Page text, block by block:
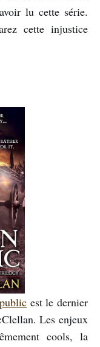
lu cette série.
cette injustice
est le dernier
Les enjeux
cools, la